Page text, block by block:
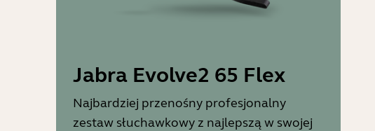
Jabra Evolve2 65 Flex
Najbardziej przenośny profesjonalny
zestaw słuchawkowy z najlepszą w swojej